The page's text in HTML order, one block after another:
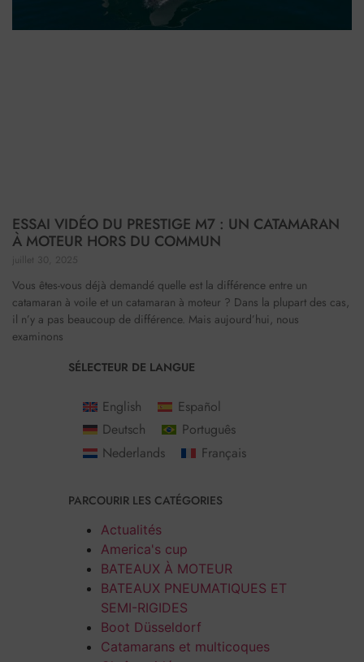
ESSAI VIDÉO DU PRESTIGE M7 : UN CATAMARAN
À MOTEUR HORS DU COMMUN
juillet 30, 2025
Vous êtes-vous déjà demandé quelle est la différence entre un
catamaran à voile et un catamaran à moteur ? Dans la plupart des cas,
il n’y a pas beaucoup de différence. Mais aujourd’hui, nous
examinons
SÉLECTEUR DE LANGUE
English
Español
Deutsch
Português
Nederlands
Français
PARCOURIR LES CATÉGORIES
Actualités
America's cup
BATEAUX À MOTEUR
BATEAUX PNEUMATIQUES ET
SEMI-RIGIDES
Boot Düsseldorf
Catamarans et multicoques